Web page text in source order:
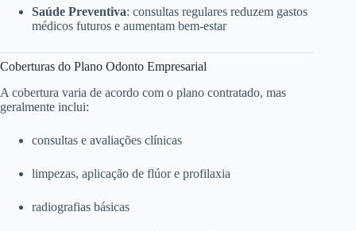
Saúde Preventiva: consultas regulares reduzem gastos
médicos futuros e aumentam bem-estar
Coberturas do Plano Odonto Empresarial
A cobertura varia de acordo com o plano contratado, mas
geralmente inclui:
consultas e avaliações clínicas
limpezas, aplicação de flúor e profilaxia
radiografias básicas